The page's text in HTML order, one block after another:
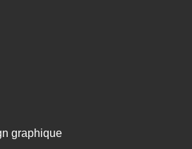
graphique